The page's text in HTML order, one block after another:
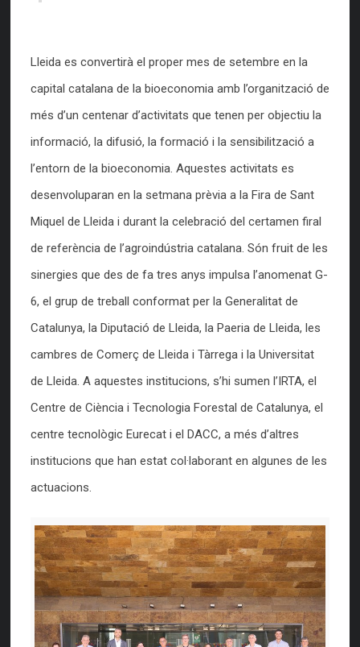
Lleida es convertirà el proper mes de setembre en la
capital catalana de la bioeconomia amb l’organització de
més d’un centenar d’activitats que tenen per objectiu la
informació, la difusió, la formació i la sensibilització a
l’entorn de la bioeconomia. Aquestes activitats es
desenvoluparan en la setmana prèvia a la Fira de Sant
Miquel de Lleida i durant la celebració del certamen firal
de referència de l’agroindústria catalana. Són fruit de les
sinergies que des de fa tres anys impulsa l’anomenat G-
6, el grup de treball conformat per la Generalitat de
Catalunya, la Diputació de Lleida, la Paeria de Lleida, les
cambres de Comerç de Lleida i Tàrrega i la Universitat
de Lleida. A aquestes institucions, s’hi sumen l’IRTA, el
Centre de Ciència i Tecnologia Forestal de Catalunya, el
centre tecnològic Eurecat i el DACC, a més d’altres
institucions que han estat col·laborant en algunes de les
actuacions.